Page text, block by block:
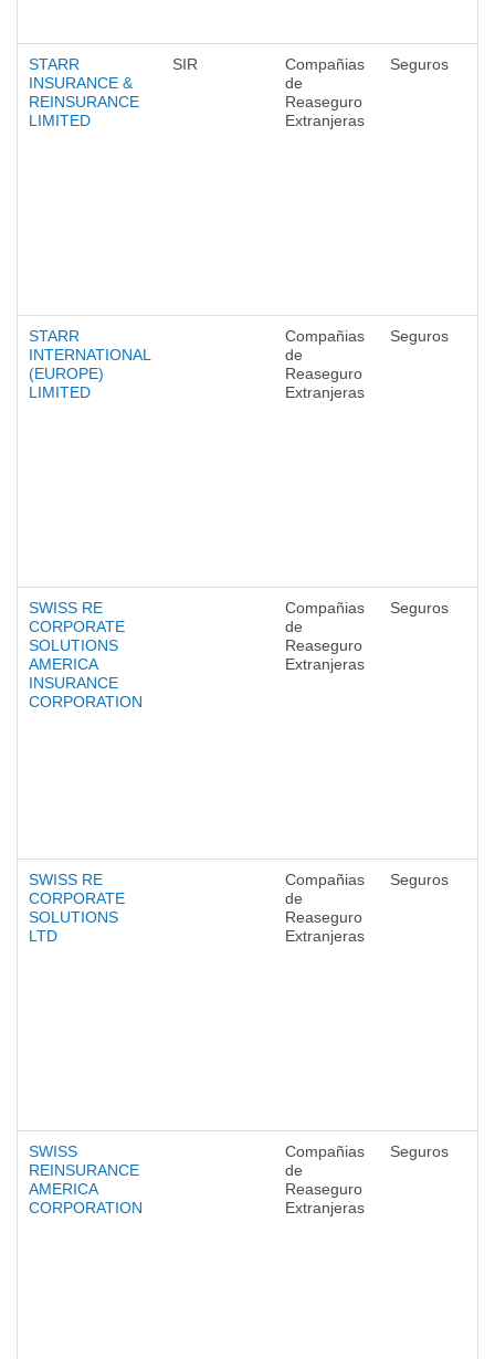
STARR
INSURANCE &
REINSURANCE
LIMITED
SIR
Compañias
de
Reaseguro
Extranjeras
Seguros
STARR
INTERNATIONAL
(EUROPE)
LIMITED
Compañias
de
Reaseguro
Extranjeras
Seguros
SWISS RE
CORPORATE
SOLUTIONS
AMERICA
INSURANCE
CORPORATION
Compañias
de
Reaseguro
Extranjeras
Seguros
SWISS RE
CORPORATE
SOLUTIONS
LTD
Compañias
de
Reaseguro
Extranjeras
Seguros
SWISS
REINSURANCE
AMERICA
CORPORATION
Compañias
de
Reaseguro
Extranjeras
Seguros